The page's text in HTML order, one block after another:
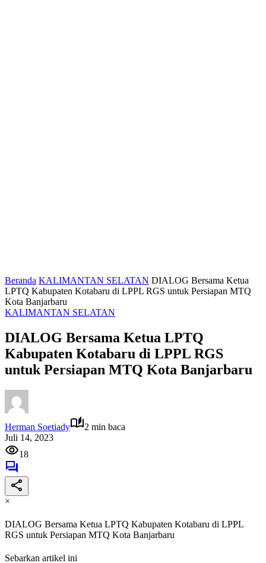
Beranda KALIMANTAN SELATAN DIALOG Bersama Ketua
LPTQ Kabupaten Kotabaru di LPPL RGS untuk Persiapan MTQ
Kota Banjarbaru
KALIMANTAN SELATAN
DIALOG Bersama Ketua LPTQ
Kabupaten Kotabaru di LPPL RGS
untuk Persiapan MTQ Kota Banjarbaru
Herman Soetiady
2 min baca
Juli 14, 2023
18
×
DIALOG Bersama Ketua LPTQ Kabupaten Kotabaru di LPPL
RGS untuk Persiapan MTQ Kota Banjarbaru
Sebarkan artikel ini